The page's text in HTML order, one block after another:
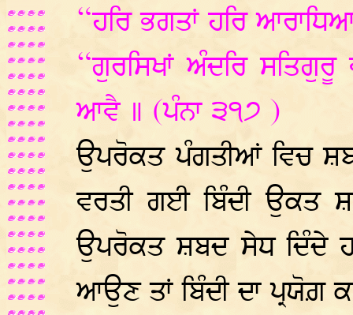
“ਹਰਿ ਭਗਤਾਂ ਹਰਿ
“ਗੁਰਸਿਖਾਂ ਅੰਦਰਿ
ਆਵੈ ॥ (ਪੰਨਾ ੩੧੭ )
ਉਪਰੋਕਤ ਪੰਗਤੀਆਂ ਵਿਚ
ਵਰਤੀ ਗਈ ਬਿੰਦੀ ਉਕਤ
ਉਪਰੋਕਤ ਸ਼ਬਦ ਸੇਧ ਦਿੰਦੇ
ਆਉਣ ਤਾਂ ਬਿੰਦੀ ਦਾ ਪ੍ਰਯੋਗ਼